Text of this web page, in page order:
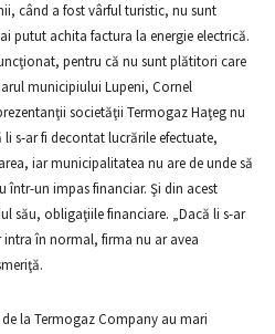
când a fost vârful turistic, nu sunt
putut achita factura la energie electrică.
pentru că nu sunt plătitori care
municipiului Lupeni, Cornel
societăţii Termogaz Haţeg nu
s-ar fi decontat lucrările efectuate,
iar municipalitatea nu are de unde să
într-un impas financiar. Şi din acest
său, obligaţiile financiare. „Dacă li s-ar
în normal, firma nu ar avea
la Termogaz Company au mari